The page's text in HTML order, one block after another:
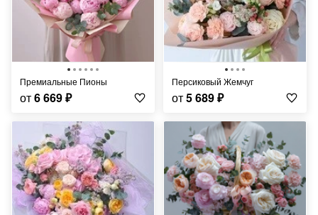
Премиальные Пионы
от6 669₽
Персиковый Жемчуг
от5 689₽